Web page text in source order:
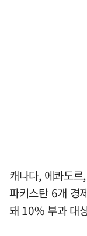
캐나다, 에콰도
파키스탄 6개 경
돼 10% 부과 대